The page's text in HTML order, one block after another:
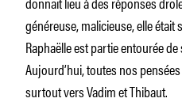
généreuse, malicieuse, elle
Raphaëlle est partie entourée
Aujourd’hui, toutes nos
surtout vers Vadim et Thibaut.